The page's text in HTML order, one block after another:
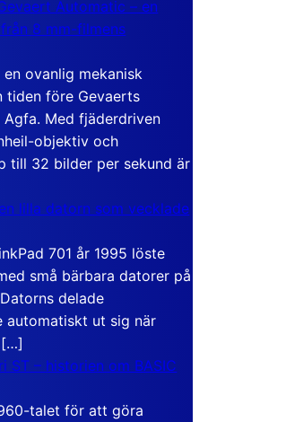
Automatic – en
8 mm-filmens
ovanlig mekanisk
tiden före Gevaerts
Agfa. Med fjäderdriven
objektiv och
till 32 bilder per sekund är
lilla datorn som vecklade
701 år 1995 löste
små bärbara datorer på
delade
automatiskt ut sig när
[…]
ST – historien om BASIC
talet för att göra